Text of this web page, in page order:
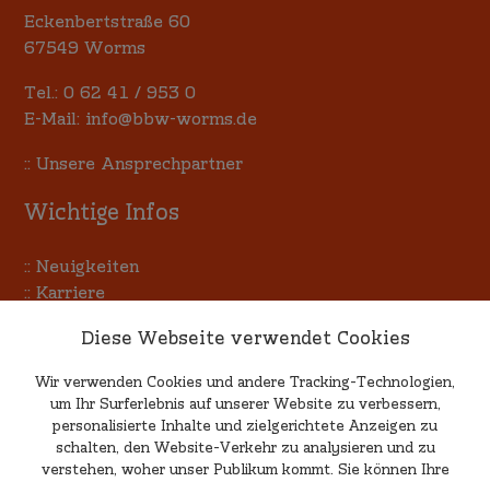
Eckenbertstraße 60
67549 Worms
Tel.:0 62 41 / 953 0
E-Mail: info@bbw-worms.de
::Unsere Ansprechpartner
Wichtige Infos
::Neuigkeiten
::Karriere
Allgemeine Einkaufsbedingungen
Kritik & Anregungen
Wenn Sie uns Ihre Meinung mitteilen möchten, egal
Diese Webseite verwendet Cookies
Wir verwenden Cookies und andere Tracking-Technologien,
um Ihr Surferlebnis auf unserer Website zu verbessern,
personalisierte Inhalte und zielgerichtete Anzeigen zu
schalten, den Website-Verkehr zu analysieren und zu
verstehen, woher unser Publikum kommt. Sie können Ihre